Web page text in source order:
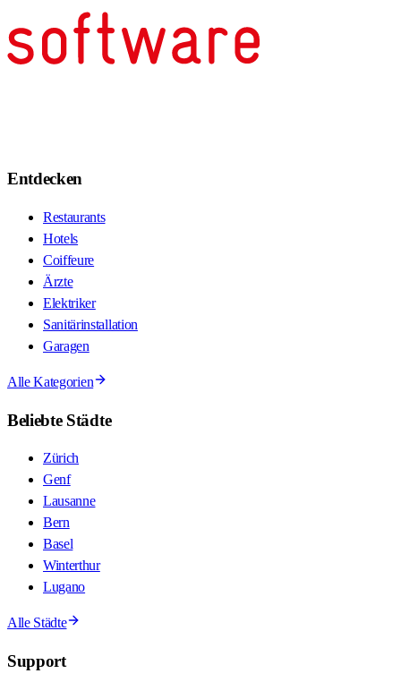
Entdecken
Restaurants
Hotels
Coiffeure
Ärzte
Elektriker
Sanitärinstallation
Garagen
Alle Kategorien
Beliebte Städte
Zürich
Genf
Lausanne
Bern
Basel
Winterthur
Lugano
Alle Städte
Support